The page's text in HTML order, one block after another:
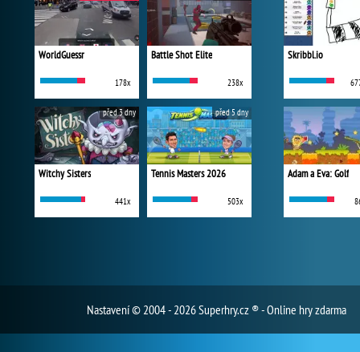
WorldGuessr
178x
Battle Shot Elite
238x
Witchy Sisters
441x
před 3 dny
Tennis Masters 2026
503x
před 5 dny
Skribbl.io
Adam a Eva: Golf
Nastavení© 2004 - 2026 Superhry.cz ® - Online hry zdarma